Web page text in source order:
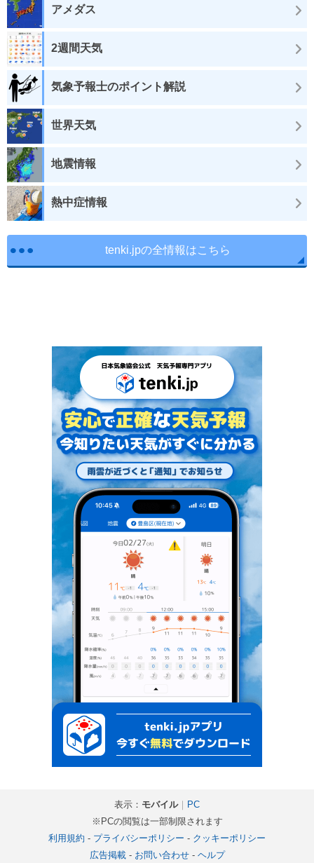
アメダス
2週間天気
気象予報士のポイント解説
世界天気
地震情報
熱中症情報
tenki.jpの全情報はこちら
表示： モバイル｜ PC
※PCの閲覧は一部制限されます
利用規約 - プライバシーポリシー - クッキーポリシー
広告掲載- お問い合わせ- ヘルプ